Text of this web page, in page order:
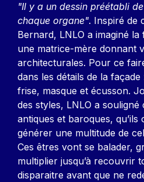
Contenu
"Il y a un dessin préétabli
chaque organe". Inspiré de
Bernard, LNLO a imaginé
une matrice-mère donnant
architecturales. Pour ce
dans les détails de la
frise, masque et écusson.
des styles, LNLO a souligné
antiques et baroques,
générer une multitude de
Ces êtres vont se balader,
multiplier jusqu’à recouvrir
disparaitre avant que ne